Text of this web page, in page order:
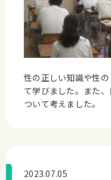
性の正しい知識や性
て学びました。また
ついて考えました。
2023.07.05